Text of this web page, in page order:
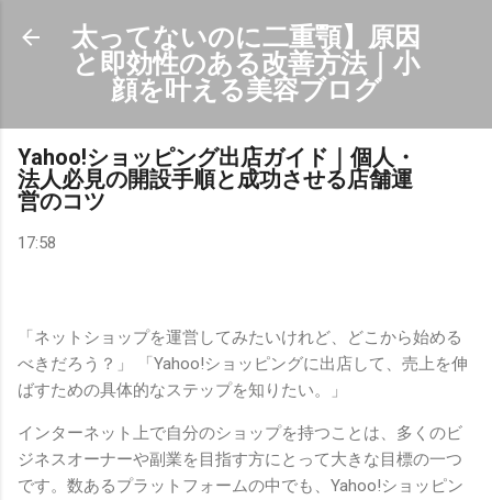
スキップしてメイン コンテンツに移動
太ってないのに二重顎】原因
と即効性のある改善方法｜小
顔を叶える美容ブログ
Yahoo!ショッピング出店ガイド｜個人・
法人必見の開設手順と成功させる店舗運
営のコツ
17:58
「ネットショップを運営してみたいけれど、どこから始める
べきだろう？」 「Yahoo!ショッピングに出店して、売上を伸
ばすための具体的なステップを知りたい。」
インターネット上で自分のショップを持つことは、多くのビ
ジネスオーナーや副業を目指す方にとって大きな目標の一つ
です。数あるプラットフォームの中でも、Yahoo!ショッピン